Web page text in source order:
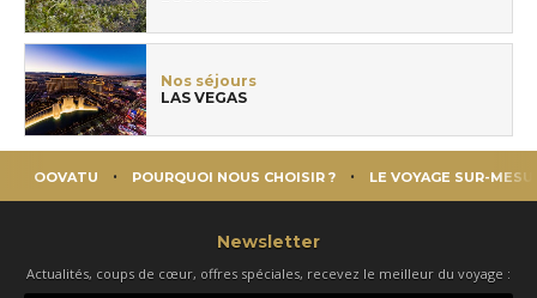
Nos séjours
LAS VEGAS
OOVATU POURQUOI NOUS CHOISIR ? LE VOYAGE SUR-
Newsletter
Actualités, coups de cœur, offres spéciales, recevez le meilleur du voyage :